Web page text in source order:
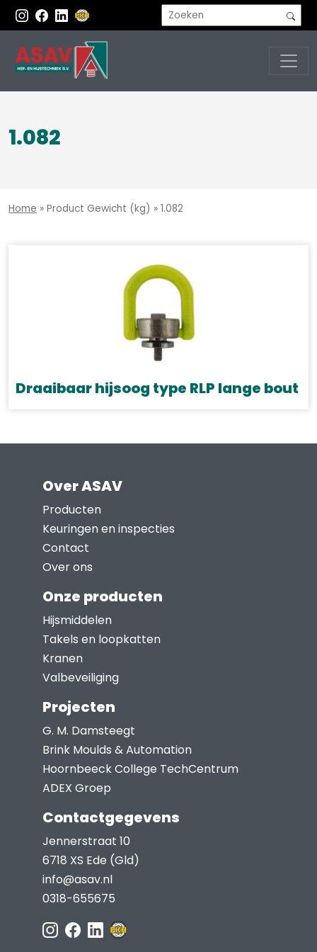
1.082
Home » Product Gewicht (kg) » 1.082
Draaibaar hijsoog type RLP lange bout
variaties.
optie
gekozen
productpagina
Over ASAV
Producten
Keuringen en inspecties
Contact
Over ons
Onze producten
Hijsmiddelen
Takels en loopkatten
Kranen
Valbeveiliging
Projecten
G. M. Damsteegt
Brink Moulds & Automation
Hoornbeeck College TechCentrum
ADEX Groep
Contactgegevens
Jennerstraat 10
6718 XS Ede (Gld)
info@asav.nl
0318-655675